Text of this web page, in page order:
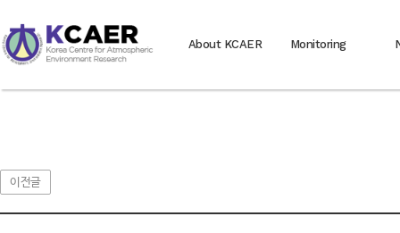
About KCAER Monitoring
이전글